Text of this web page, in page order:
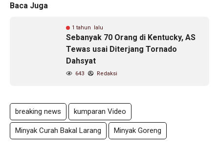
Baca Juga
1 tahun lalu
Sebanyak 70 Orang di Kentucky, AS
Tewas usai Diterjang Tornado
Dahsyat
643 Redaksi
breaking news kumparan Video
Minyak Curah Bakal Larang Minyak Goreng